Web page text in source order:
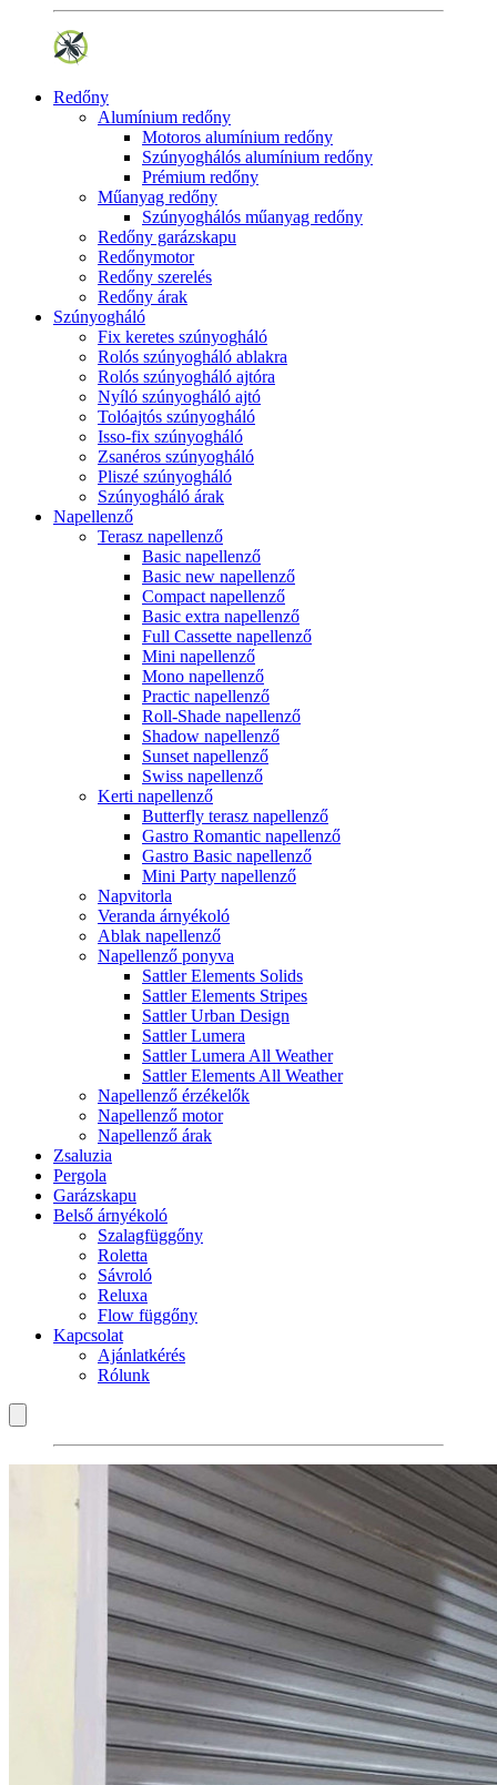
Redőny
Alumínium redőny
Motoros alumínium redőny
Szúnyoghálós alumínium redőny
Prémium redőny
Műanyag redőny
Szúnyoghálós műanyag redőny
Redőny garázskapu
Redőnymotor
Redőny szerelés
Redőny árak
Szúnyogháló
Fix keretes szúnyogháló
Rolós szúnyogháló ablakra
Rolós szúnyogháló ajtóra
Nyíló szúnyogháló ajtó
Tolóajtós szúnyogháló
Isso-fix szúnyogháló
Zsanéros szúnyogháló
Pliszé szúnyogháló
Szúnyogháló árak
Napellenző
Terasz napellenző
Basic napellenző
Basic new napellenző
Compact napellenző
Basic extra napellenző
Full Cassette napellenző
Mini napellenző
Mono napellenző
Practic napellenző
Roll-Shade napellenző
Shadow napellenző
Sunset napellenző
Swiss napellenző
Kerti napellenző
Butterfly terasz napellenző
Gastro Romantic napellenző
Gastro Basic napellenző
Mini Party napellenző
Napvitorla
Veranda árnyékoló
Ablak napellenző
Napellenző ponyva
Sattler Elements Solids
Sattler Elements Stripes
Sattler Urban Design
Sattler Lumera
Sattler Lumera All Weather
Sattler Elements All Weather
Napellenző érzékelők
Napellenző motor
Napellenző árak
Zsaluzia
Pergola
Garázskapu
Belső árnyékoló
Szalagfüggőny
Roletta
Sávroló
Reluxa
Flow függőny
Kapcsolat
Ajánlatkérés
Rólunk